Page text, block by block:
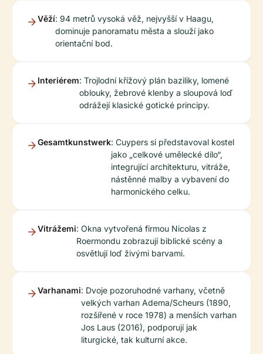
Věží: 94 metrů vysoká věž, nejvyšší v Haagu,
dominuje panoramatu města a slouží jako
orientační bod.
Interiérem: Trojlodní křížový plán baziliky, lomené
oblouky, žebrové klenby a sloupová loď
odrážejí klasické gotické principy.
Gesamtkunstwerk: Cuypers si představoval kostel
jako „celkové umělecké dílo“,
integrující architekturu, vitráže,
nástěnné malby a vybavení do
harmonického celku.
Vitrážemi: Okna vytvořená firmou Nicolas z
Roermondu zobrazují biblické scény a
osvětlují loď živými barvami.
Varhanami: Dvoje pozoruhodné varhany, včetně
velkých varhan Adema/Scheurs (1890,
rozšířené v roce 1978) a menších varhan
Jos Laus (2016), podporují jak
liturgické, tak kulturní akce.